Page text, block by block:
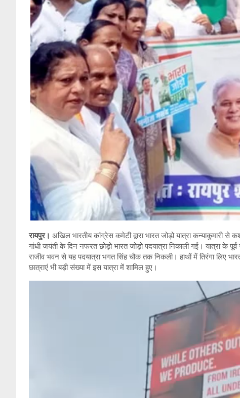
रायपुर। अखिल भारतीय कांग्रेस कमेटी द्वारा भारत जोड़ो यात्रा कन्याकुमारी
गांधी जयंती के दिन नफरत छोड़ो भारत जोड़ो पदयात्रा निकाली गई। यात्रा के पूर्व
राजीव भवन से यह पदयात्रा भगत सिंह चौक तक निकली। हाथों में तिरंगा लिए
छात्राएं भी बड़ी संख्या में इस यात्रा में शामिल हुए।